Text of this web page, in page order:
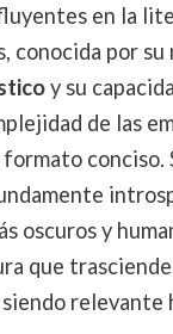
en la
conocida por
y su
de las
formato conciso.
oscuros y
que
relevante